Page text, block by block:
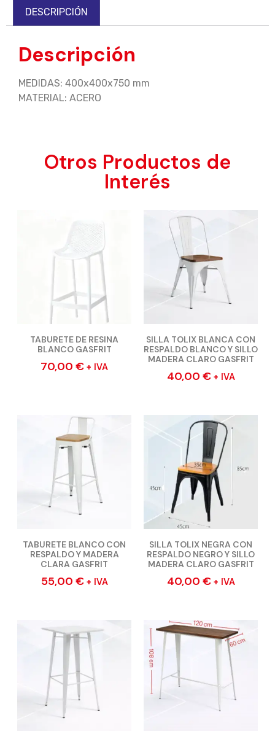
DESCRIPCIÓN
Descripción
MEDIDAS: 400x400x750 mm
MATERIAL: ACERO
Otros Productos de
Interés
TABURETE DE RESINA
BLANCO GASFRIT
70,00 € + IVA
SILLA TOLIX BLANCA CON
RESPALDO BLANCO Y SILLO
MADERA CLARO GASFRIT
40,00 € + IVA
TABURETE BLANCO CON
RESPALDO Y MADERA
CLARA GASFRIT
55,00 € + IVA
SILLA TOLIX NEGRA CON
RESPALDO NEGRO Y SILLO
MADERA CLARO GASFRIT
40,00 € + IVA